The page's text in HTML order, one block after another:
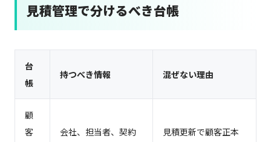
見積管理で分けるべき台帳
台
帳
持つべき情報 混ぜない理由
顧
客
会社、担当者、契約
見積更新で顧客正本